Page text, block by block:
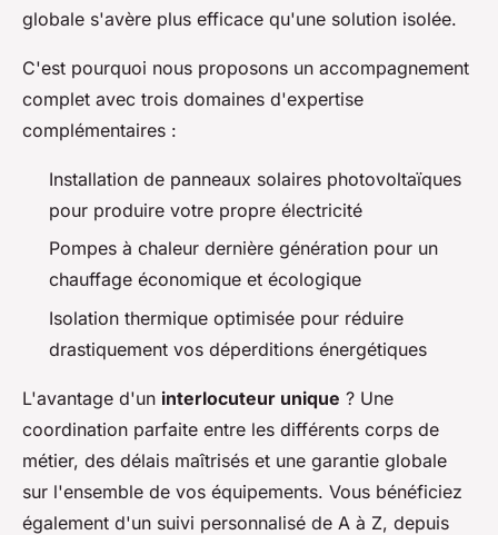
globale s'avère plus efficace qu'une solution isolée.
C'est pourquoi nous proposons un accompagnement
complet avec trois domaines d'expertise
complémentaires :
Installation de panneaux solaires photovoltaïques
pour produire votre propre électricité
Pompes à chaleur dernière génération pour un
chauffage économique et écologique
Isolation thermique optimisée pour réduire
drastiquement vos déperditions énergétiques
L'avantage d'un interlocuteur unique ? Une
coordination parfaite entre les différents corps de
métier, des délais maîtrisés et une garantie globale
sur l'ensemble de vos équipements. Vous bénéficiez
également d'un suivi personnalisé de A à Z, depuis